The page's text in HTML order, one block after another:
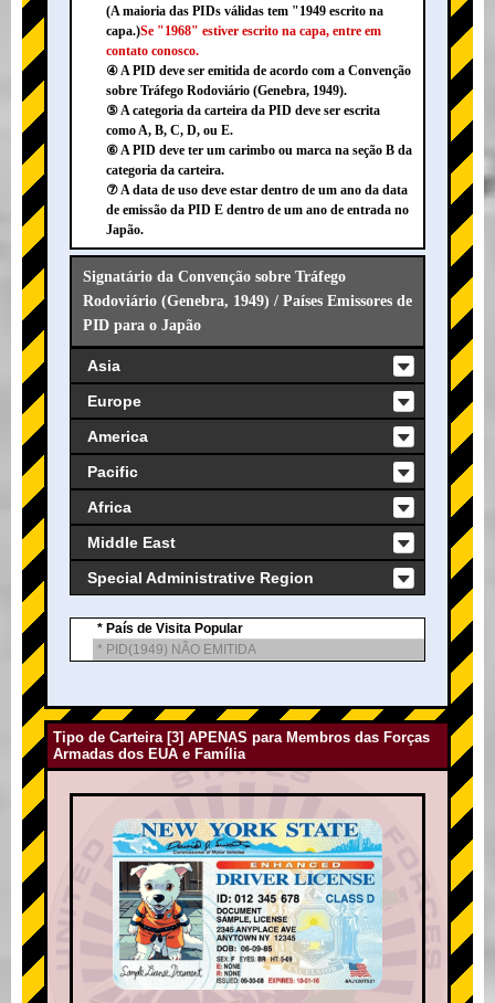
(A maioria das PIDs válidas tem "1949 escrito na
capa.)Se "1968" estiver escrito na capa, entre em
contato conosco.
④ A PID deve ser emitida de acordo com a Convenção
sobre Tráfego Rodoviário (Genebra, 1949).
⑤ A categoria da carteira da PID deve ser escrita
como A, B, C, D, ou E.
⑥ A PID deve ter um carimbo ou marca na seção B da
categoria da carteira.
⑦ A data de uso deve estar dentro de um ano da data
de emissão da PID E dentro de um ano de entrada no
Japão.
Signatário da Convenção sobre Tráfego
Rodoviário (Genebra, 1949) / Países Emissores de
PID para o Japão
Asia
Europe
America
Pacific
Africa
Middle East
Special Administrative Region
* País de Visita Popular
* PID(1949) NÃO EMITIDA
Tipo de Carteira [3] APENAS para Membros das Forças
Armadas dos EUA e Família